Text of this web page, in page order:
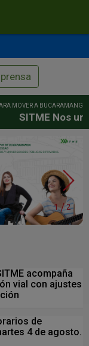
MOVER A BUCARAMANGA Y
SITME Nos une.
1 / 2
acompaña
vial con ajustes
de
4 de agosto.